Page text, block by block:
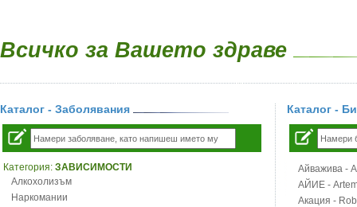
Всичко за Вашето здраве
Каталог - Заболявания
Категория: ЗАВИСИМОСТИ
Алкохолизъм
Наркомании
Каталог -
Айважива -
АЙИЕ -
Акация -